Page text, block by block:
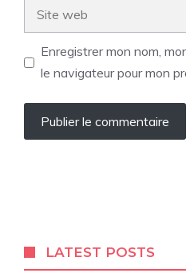
Enregistrer mon nom,
le navigateur pour mon
LATEST POSTS